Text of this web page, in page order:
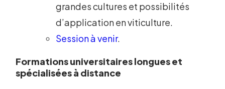
grandes cultures et possibilités
d’application en viticulture.
Session à venir.
Formations universitaires longues et
spécialisées à distance